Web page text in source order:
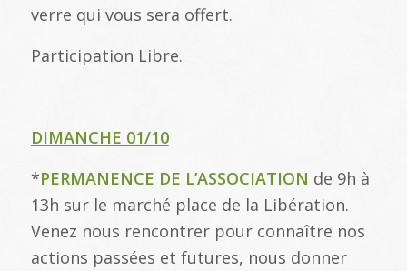
verre qui vous sera offert.
Participation Libre.
DIMANCHE 01/10
*PERMANENCE DE L’ASSOCIATION de 9h à
13h sur le marché place de la Libération.
Venez nous rencontrer pour connaître nos
actions passées et futures, nous donner